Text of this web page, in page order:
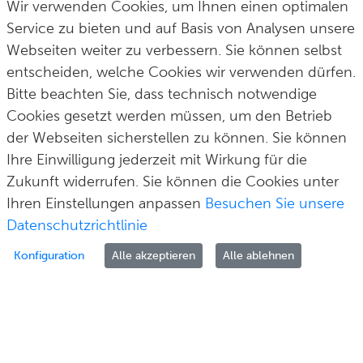
Postfach 100165
42601 Solingen
fon0 212 290–0
fax0 212 290–2109
post@solingen.de
© Stadt Solingen 2026
Hilfe & KontaktImpressumDatenschutz Cookie-Richtlinie
Wir verwenden Cookies, um Ihnen einen optimalen
Service zu bieten und auf Basis von Analysen unsere
Webseiten weiter zu verbessern. Sie können selbst
entscheiden, welche Cookies wir verwenden dürfen.
Bitte beachten Sie, dass technisch notwendige
Cookies gesetzt werden müssen, um den Betrieb
der Webseiten sicherstellen zu können. Sie können
Ihre Einwilligung jederzeit mit Wirkung für die
Zukunft widerrufen. Sie können die Cookies unter
Ihren Einstellungen anpassen Besuchen Sie unsere
Datenschutzrichtlinie
Konfiguration Alle akzeptieren Alle ablehnen